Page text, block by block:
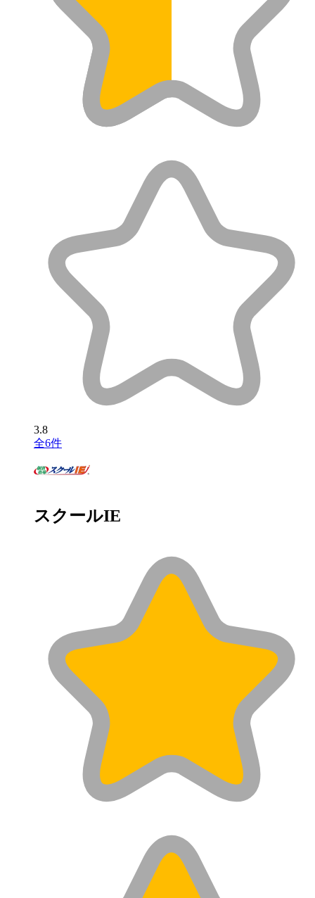
3.8
全6件
スクールIE